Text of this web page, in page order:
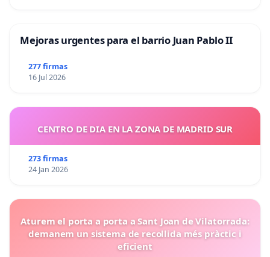
Mejoras urgentes para el barrio Juan Pablo II
277 firmas
16 Jul 2026
CENTRO DE DIA EN LA ZONA DE MADRID SUR
273 firmas
24 Jan 2026
Aturem el porta a porta a Sant Joan de Vilatorrada:
demanem un sistema de recollida més pràctic i
eficient